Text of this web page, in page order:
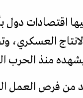
اقتصادات دول
العسكري،
منذ الحرب
فرص العمل